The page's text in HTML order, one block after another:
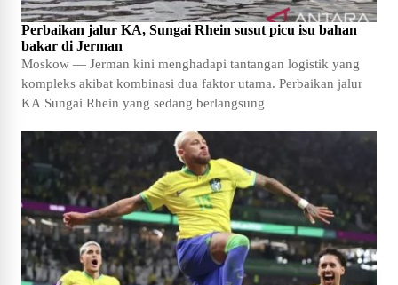
Perbaikan jalur KA, Sungai Rhein susut picu isu bahan
bakar di Jerman
Moskow — Jerman kini menghadapi tantangan logistik yang
kompleks akibat kombinasi dua faktor utama. Perbaikan jalur
KA Sungai Rhein yang sedang berlangsung